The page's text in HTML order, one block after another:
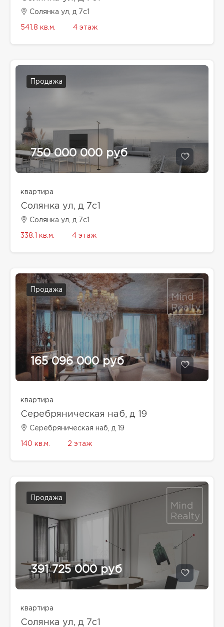
Солянка ул, д 7с1
541.8 кв.м. 4 этаж
Продажа
750 000 000 руб
квартира
Солянка ул, д 7с1
Солянка ул, д 7с1
338.1 кв.м. 4 этаж
Продажа
165 096 000 руб
квартира
Серебряническая наб, д 19
Серебряническая наб, д 19
140 кв.м. 2 этаж
Продажа
391 725 000 руб
квартира
Солянка ул, д 7с1